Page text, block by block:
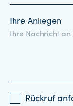
Ihre Anliegen
Rückruf